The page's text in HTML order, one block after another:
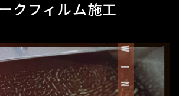
クフィルム施工